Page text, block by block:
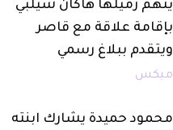
يتهم زميلها هاكان شيلبي
بإقامة علاقة مع قاصر
ويتقدم ببلاغ رسمي
ميكس
محمود حميدة يشارك ابنته